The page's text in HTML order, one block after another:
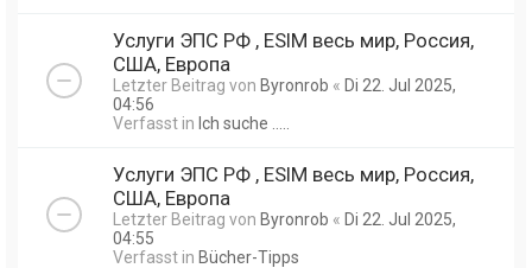
Услуги ЭПС РФ , ESIM весь мир, Россия,
США, Европа
Letzter Beitrag von Byronrob « Di 22. Jul 2025,
04:56
Verfasst in Ich suche .....
Услуги ЭПС РФ , ESIM весь мир, Россия,
США, Европа
Letzter Beitrag von Byronrob « Di 22. Jul 2025,
04:55
Verfasst in Bücher-Tipps